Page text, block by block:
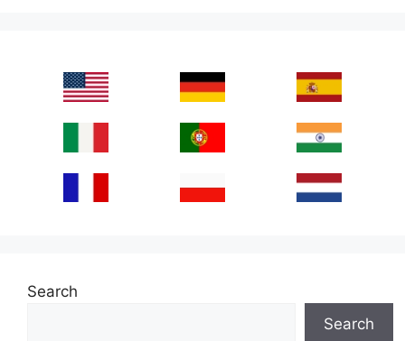
Search
Search